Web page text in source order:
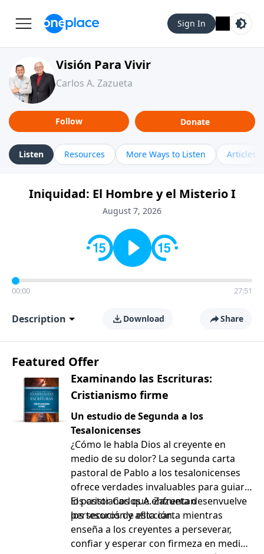
Sign In
Visión Para Vivir
Carlos A. Zazueta
Follow Donate
Listen Resources More Ways to Listen Articles
Iniquidad: El Hombre y el Misterio I
August 7, 2026
00:00 27:51
Description Download Share
Featured Offer
Examinando las Escrituras:
Cristianismo firme
Un estudio de Segunda a los
Tesalonicenses
¿Cómo le habla Dios al creyente en
medio de su dolor? La segunda carta
pastoral de Pablo a los tesalonicenses
ofrece verdades invaluables para guiar a
los cristianos que enfrentan
persecución y aflicción.
El pastor Carlos A. Zazueta desenvuelve
los tesoros de esta carta mientras
enseña a los creyentes a perseverar,
confiar y esperar con firmeza en medio